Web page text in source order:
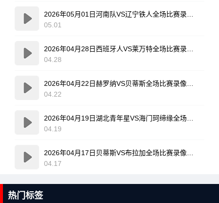
05.01
04.28
04.22
04.19
04.17
热门标签